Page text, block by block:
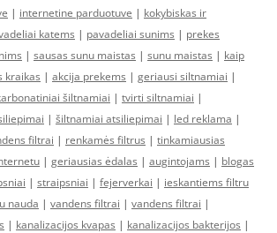
| internetine parduotuve | kokybiskas ir
katems | pavadeliai sunims | prekes
| sausas sunu maistas | sunu maistas | kaip
kraikas | akcija prekems | geriausi siltnamiai |
šiltnamiai | tvirti siltnamiai |
| šiltnamiai atsiliepimai | led reklama |
filtrai | renkamės filtrus | tinkamiausias
| geriausias ėdalas | augintojams | blogas
| straipsniai | fejerverkai | ieskantiems filtru
nauda | vandens filtrai | vandens filtrai |
| kanalizacijos kvapas | kanalizacijos bakterijos |